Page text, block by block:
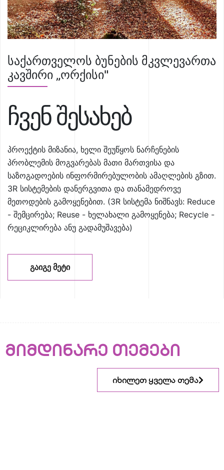
საქართველოს ბუნების მკვლევართა
კავშირი „ორქისი"
ჩვენ შესახებ
პროექტის მიზანია, ხელი შეუწყოს ნარჩენების
პრობლემის მოგვარებას მათი მართვისა და
საზოგადოების ინფორმირებულობის ამაღლების გზით.
3R სისტემების დანერგვითა და თანამედროვე
მეთოდების გამოყენებით. (3R სისტემა ნიშნავს: Reduce
- შემცირება; Reuse - ხელახალი გამოყენება; Recycle -
რეციკლირება ანუ გადამუშავება)
ᲒᲐᲘᲒᲔ ᲛᲔᲢᲘ
მიმდინარე თემები
იხილეთ ყველა თემა